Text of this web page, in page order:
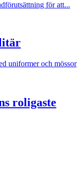
för att...
uniformer och mössor
roligaste